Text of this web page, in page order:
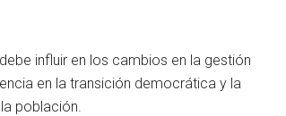
influir en los cambios en la gestión
en la transición democrática y la
población.